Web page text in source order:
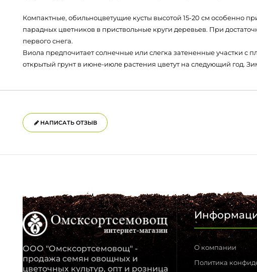
Компактные, обильноцветущие кусты высотой 15-20 см особенно
парадных цветников в приствольные круги деревьев. При
первого снега.
Виола предпочитает солнечные или слегка затененные участки
открытый грунт в июне-июле растения цветут на следующий год.
НАПИСАТЬ ОТЗЫВ
ООО "Омсксортсемовощ" -
продажа семян овощных и
цветочных культур, опт и розница
О компании
Политика